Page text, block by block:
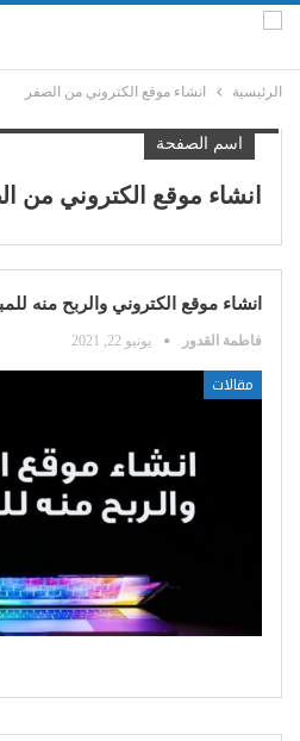
الرئيسية انشاء موقع الكتروني من الصفر
اسم الصفحة
انشاء موقع الكتروني من
انشاء موقع الكتروني والربح منه
فاطمة القدور يونيو 22, 2021
مقالات